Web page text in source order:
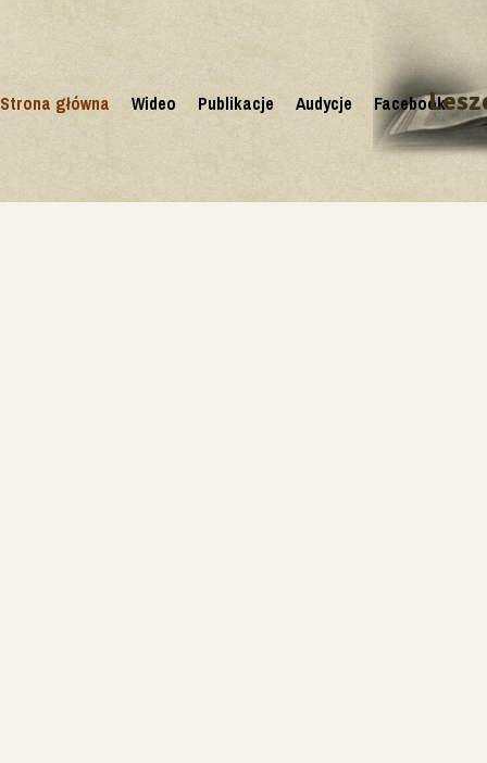
Strona główna Wideo Publikacje Audycje Facebook